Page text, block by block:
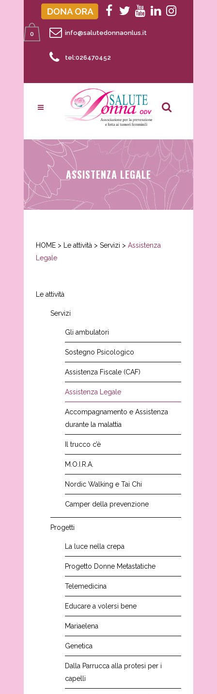
0 info@salutedonnaonlus.it
tel:026470452
ASSISTENZA LEGALE
HOME > Le attività > Servizi > Assistenza
Legale
Le attività
Servizi
Gli ambulatori
Sostegno Psicologico
Assistenza Fiscale (CAF)
Assistenza Legale
Accompagnamento e Assistenza
durante la malattia
Il trucco c’è
M.O.I.R.A.
Nordic Walking e Tai Chi
Camper della prevenzione
Progetti
La luce nella crepa
Progetto Donne Metastatiche
Telemedicina
Educare a volersi bene
Mariaelena
Genetica
Dalla Parrucca alla protesi per i
capelli